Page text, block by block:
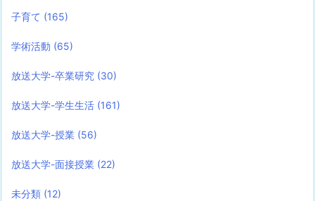
子育て (165)
学術活動 (65)
放送大学-卒業研究 (30)
放送大学-学生生活 (161)
放送大学-授業 (56)
放送大学-面接授業 (22)
未分類 (12)